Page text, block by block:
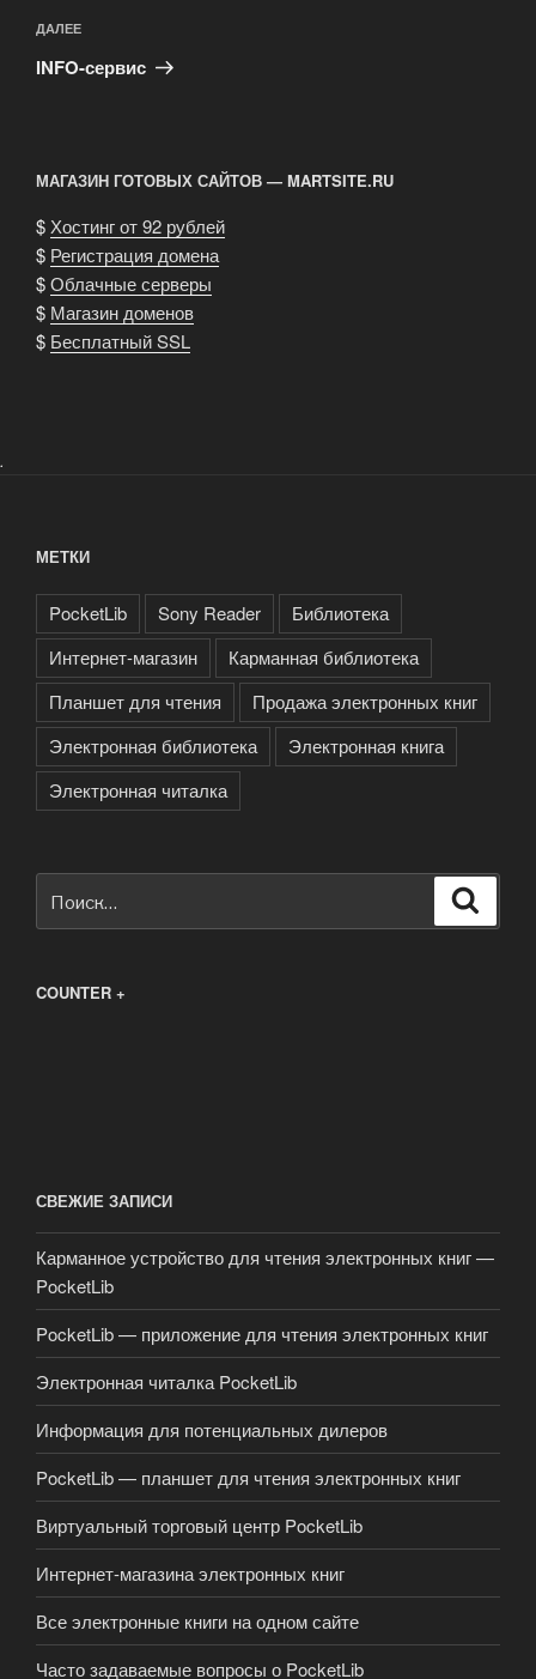
Следующая
запись
ДАЛЕЕ
INFO-сервис
МАГАЗИН ГОТОВЫХ САЙТОВ — MARTSITE.RU
$Хостинг от 92 рублей
$ Регистрация домена
$Облачные серверы
$ Магазин доменов
$ Бесплатный SSL
.
МЕТКИ
PocketLib Sony Reader
Библиотека
Интернет-магазин
Карманная библиотека
Планшет для чтения
Продажа электронных книг
Электронная библиотека
Электронная книга
Электронная читалка
COUNTER +
СВЕЖИЕ ЗАПИСИ
Карманное устройство для чтения электронных книг —
PocketLib
PocketLib — приложение для чтения электронных книг
Электронная читалка PocketLib
Информация для потенциальных дилеров
PocketLib — планшет для чтения электронных книг
Виртуальный торговый центр PocketLib
Интернет-магазина электронных книг
Все электронные книги на одном сайте
Часто задаваемые вопросы о PocketLib